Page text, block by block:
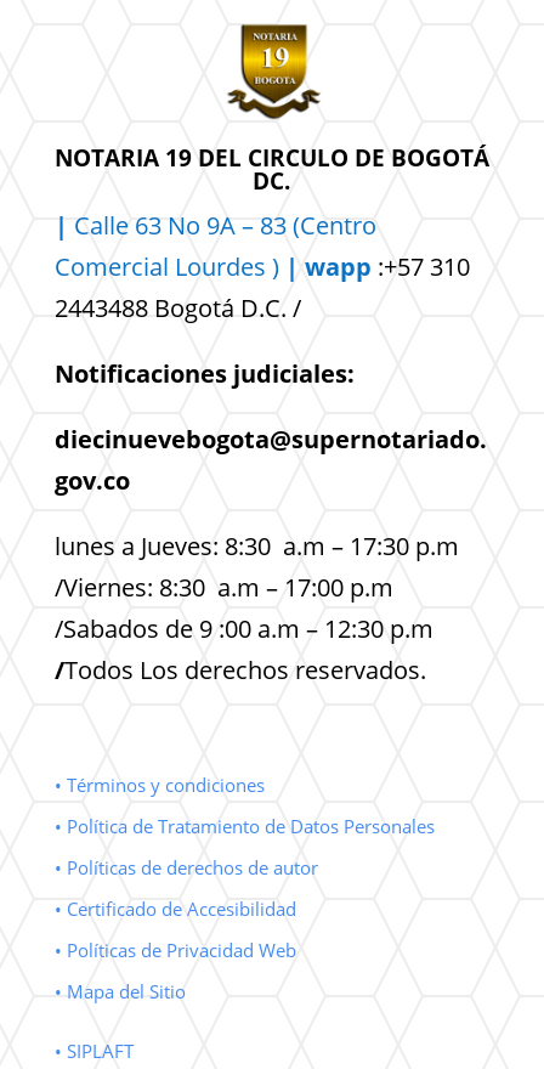
NOTARIA 19 DEL CIRCULO DE BOGOTÁ
DC.
| Calle 63 No 9A – 83 (Centro
Comercial Lourdes ) | wapp :+57 310
2443488 Bogotá D.C. /
Notificaciones judiciales:
diecinuevebogota@supernotariado.
gov.co
lunes a Jueves: 8:30 a.m – 17:30 p.m
/Viernes: 8:30 a.m – 17:00 p.m
/Sabados de 9 :00 a.m – 12:30 p.m
/Todos Los derechos reservados.
• Términos y condiciones
• Política de Tratamiento de Datos Personales
• Políticas de derechos de autor
• Certificado de Accesibilidad
• Políticas de Privacidad Web
• Mapa del Sitio
• SIPLAFT